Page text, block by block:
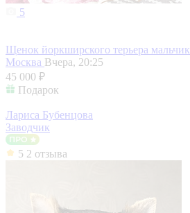
5
Щенок йоркширского терьера мальчик
Москва Вчера, 20:25
45 000 ₽
Подарок
Лариса Бубенцова
Заводчик
5 2 отзыва